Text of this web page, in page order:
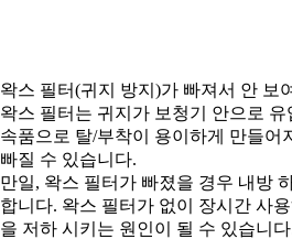
왁스 필터(귀지 방지)가 빠져서 안 보
왁스 필터는 귀지가 보청기 안으로
속품으로 탈/부착이 용이하게 만들어
빠질 수 있습니다.
만일, 왁스 필터가 빠졌을 경우 내방
합니다. 왁스 필터가 없이 장시간 사
을 저하 시키는 원인이 될 수 있습니